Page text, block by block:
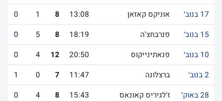
17 בנוב׳
אוניקס קאזאן 13:08
8
1
0
15 בנוב׳
פנרבחצ'ה 18:19
8
5
0
10 בנוב׳
פנאתינייקוס 20:50
12
4
0
2 בנוב׳
ברצלונה 11:47
7
0
1
28 באוק׳
ז'לגיריס קאונאס 15:43
8
4
0